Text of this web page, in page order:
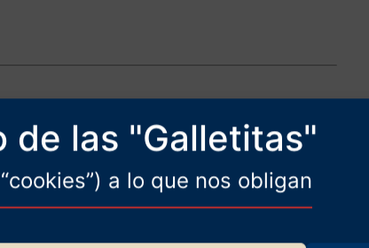
de las "Galletitas"
a lo que nos obligan